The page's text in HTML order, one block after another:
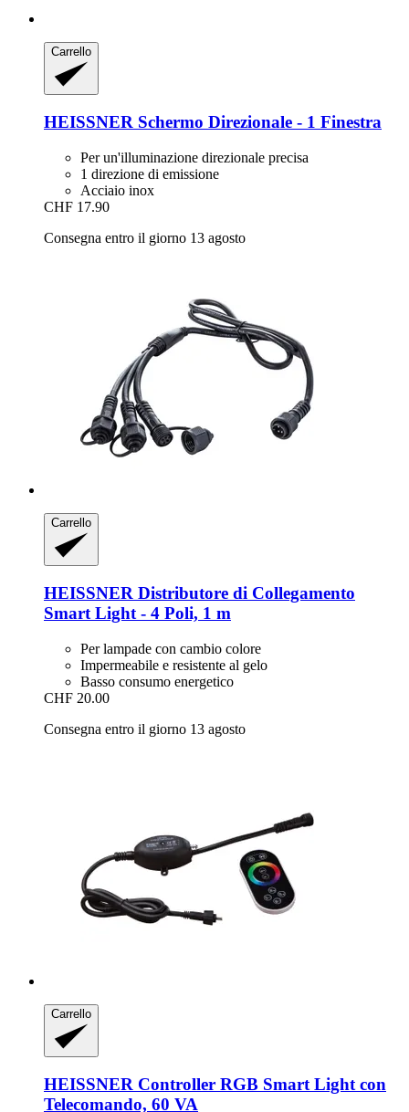
Carrello
HEISSNER Schermo Direzionale -​ 1 Finestra
Per un'illuminazione direzionale precisa
1 direzione di emissione
Acciaio inox
CHF 17.90
Consegna entro il giorno 13 agosto
Carrello
HEISSNER Distributore di Collegamento
Smart Light -​ 4 Poli, 1 m
Per lampade con cambio colore
Impermeabile e resistente al gelo
Basso consumo energetico
CHF 20.00
Consegna entro il giorno 13 agosto
Carrello
HEISSNER Controller RGB Smart Light con
Telecomando, 60 VA